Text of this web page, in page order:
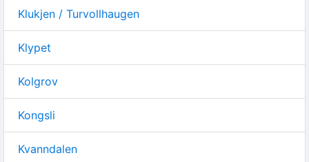
Klukjen / Turvollhaugen
Klypet
Kolgrov
Kongsli
Kvanndalen